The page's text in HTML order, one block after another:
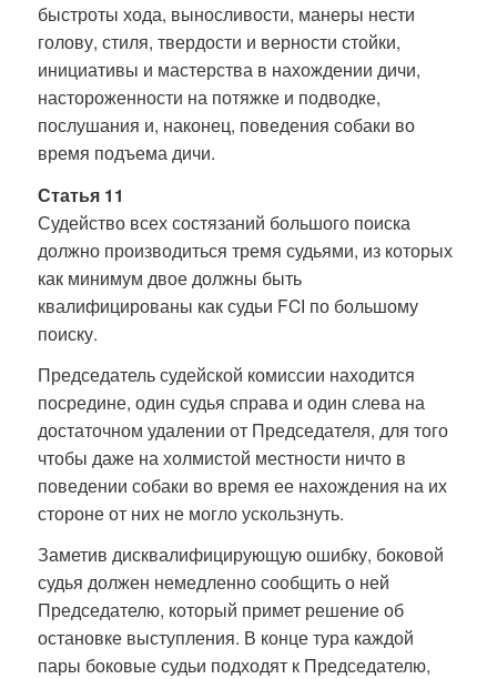
быстроты хода, выносливости, манеры нести
голову, стиля, твердости и верности стойки,
инициативы и мастерства в нахождении дичи,
настороженности на потяжке и подводке,
послушания и, наконец, поведения собаки во
время подъема дичи.
Статья 11
Судейство всех состязаний большого поиска
должно производиться тремя судьями, из которых
как минимум двое должны быть
квалифицированы как судьи FCI по большому
поиску.
Председатель судейской комиссии находится
посредине, один судья справа и один слева на
достаточном удалении от Председателя, для того
чтобы даже на холмистой местности ничто в
поведении собаки во время ее нахождения на их
стороне от них не могло ускользнуть.
Заметив дисквалифицирующую ошибку, боковой
судья должен немедленно сообщить о ней
Председателю, который примет решение об
остановке выступления. В конце тура каждой
пары боковые судьи подходят к Председателю,